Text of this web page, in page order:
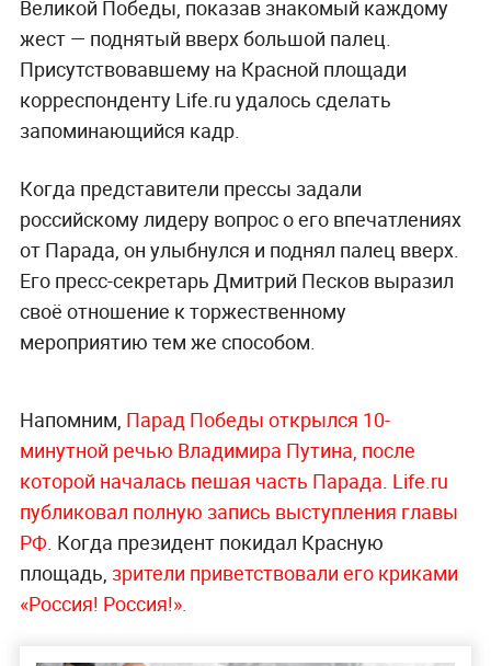
Великой Победы, показав знакомый каждому
жест — поднятый вверх большой палец.
Присутствовавшему на Красной площади
корреспонденту Life.ru удалось сделать
запоминающийся кадр.
Когда представители прессы задали
российскому лидеру вопрос о его впечатлениях
от Парада, он улыбнулся и поднял палец вверх.
Его пресс-секретарь Дмитрий Песков выразил
своё отношение к торжественному
мероприятию тем же способом.
Напомним, Парад Победы открылся 10-
минутной речью Владимира Путина, после
которой началась пешая часть Парада Life.ru
публиковал полную запись выступления главы
РФ. Когда президент покидал Красную
площадь, зрители приветствовали его криками
«Россия! Россия!».